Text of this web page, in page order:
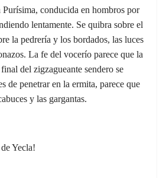
Purísima, conducida en hombros por
lentamente. Se quibra sobre el
la pedrería y los bordados, las luces
La fe del vocerío parece que la
del zigzagueante sendero se
de penetrar en la ermita, parece que
y las gargantas.
Yecla!